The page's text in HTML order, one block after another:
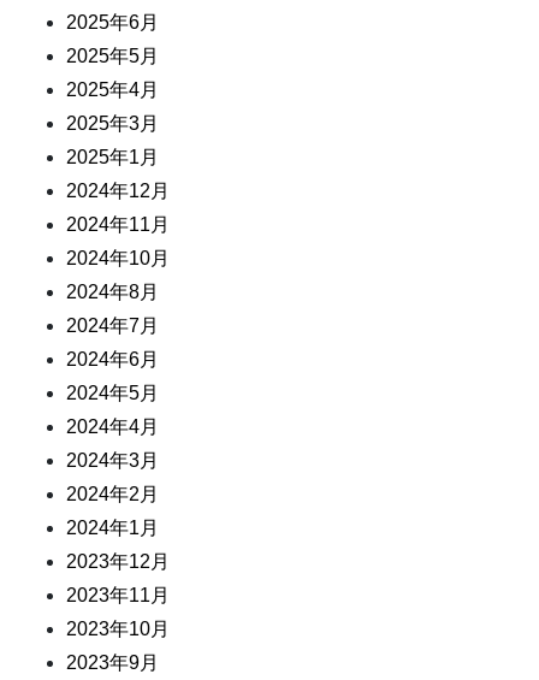
2025年6月
2025年5月
2025年4月
2025年3月
2025年1月
2024年12月
2024年11月
2024年10月
2024年8月
2024年7月
2024年6月
2024年5月
2024年4月
2024年3月
2024年2月
2024年1月
2023年12月
2023年11月
2023年10月
2023年9月